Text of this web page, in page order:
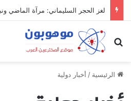
لغز الحجر السليماني: مرآة الماضي
بحث عن
الرئيسية / أخبار دولية